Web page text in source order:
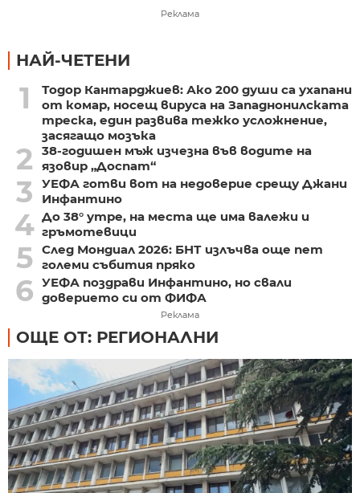
Реклама
НАЙ-ЧЕТЕНИ
1
Тодор Кантарджиев: Ако 200 души са ухапани
от комар, носещ вируса на Западнонилската
треска, един развива тежко усложнение,
засягащо мозъка
2
38-годишен мъж изчезна във водите на
язовир „Доспат“
3
УЕФА готви вот на недоверие срещу Джани
Инфантино
4 До 38° утре, на места ще има валежи и
гръмотевици
5 След Мондиал 2026: БНТ излъчва още пет
големи събития пряко
6 УЕФА поздрави Инфантино, но свали
доверието си от ФИФА
Реклама
ОЩЕ ОТ: РЕГИОНАЛНИ